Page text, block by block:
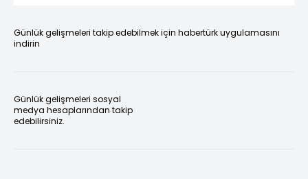
Günlük gelişmeleri takip edebilmek için habertürk uygulamasını
indirin
Günlük gelişmeleri sosyal
medya hesaplarından takip
edebilirsiniz.